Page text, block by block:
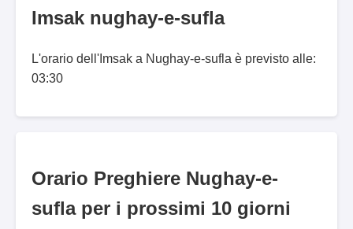
Imsak nughay-e-sufla
L'orario dell'Imsak a Nughay-e-sufla è previsto alle:
03:30
Orario Preghiere Nughay-e-
sufla per i prossimi 10 giorni